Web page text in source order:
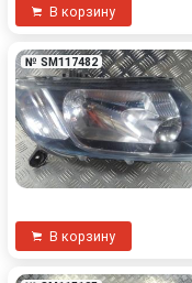
В корзину
№ SM117482
В корзину